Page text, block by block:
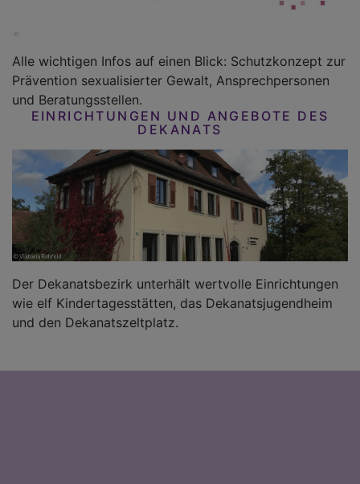
Alle wichtigen Infos auf einen Blick: Schutzkonzept zur
Prävention sexualisierter Gewalt, Ansprechpersonen
und Beratungsstellen.
EINRICHTUNGEN UND ANGEBOTE DES
DEKANATS
Der Dekanatsbezirk unterhält wertvolle Einrichtungen
wie elf Kindertagesstätten, das Dekanatsjugendheim
und den Dekanatszeltplatz.